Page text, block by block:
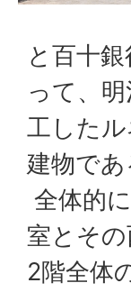
と百十
って、
工した
建物であ
全体的
室とそ
2階全体